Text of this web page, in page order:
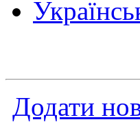
Додати